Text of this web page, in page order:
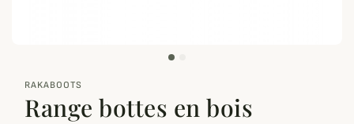
zoom_out_map
RAKABOOTS
Range bottes en bois